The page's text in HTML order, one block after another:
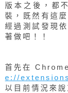
版本之後，都
裝，既然有這
經過測試發現
著做吧！！
首先在
e://
以目前情況來